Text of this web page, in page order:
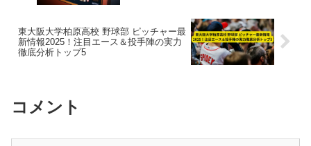
東大阪大学柏原高校 野球部 ピッチャー最
新情報2025！注目エース＆投手陣の実力
徹底分析トップ5
コメント